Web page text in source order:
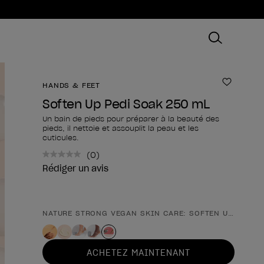
HANDS & FEET
Soften Up Pedi Soak 250 mL
Un bain de pieds pour préparer à la beauté des
pieds, il nettoie et assouplit la peau et les
cuticules.
Aucune
valeur
la
même
page.
(0)
Rédiger un avis
Forme du produit
NATURE STRONG VEGAN SKIN CARE: SOFTEN UP PEDI
ACHETEZ MAINTENANT